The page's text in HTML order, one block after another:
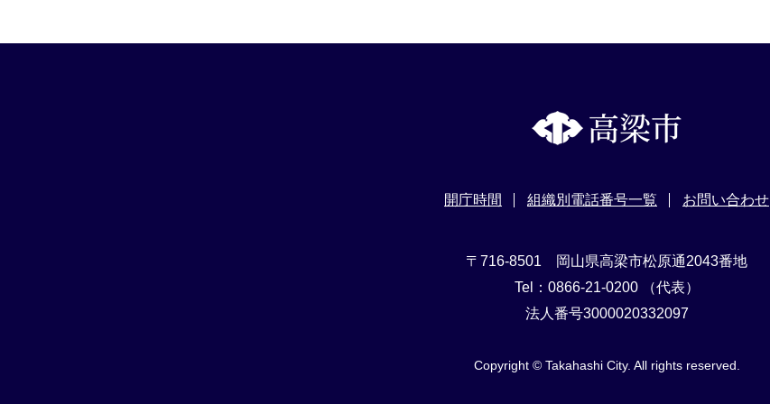
開庁時間 組織別電話番号一覧 お問い合わせ
〒716-8501 岡山県高梁市松原通2043番地
Tel：0866-21-0200 （代表）
法人番号3000020332097
Copyright © Takahashi City. All rights reserved.